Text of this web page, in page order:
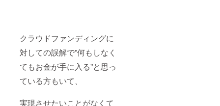
クラウドファンディングに
対しての誤解で”何もしなく
てもお金が手に入る”と思っ
ている方もいて、
実現させたいことがなくて